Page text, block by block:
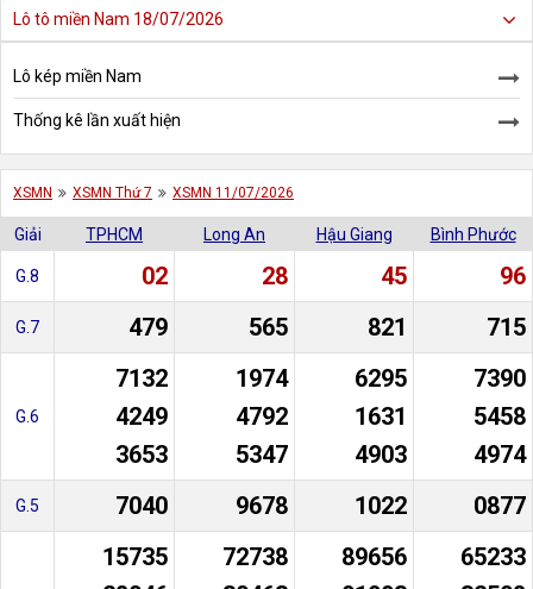
Lô tô miền Nam 18/07/2026
Lô kép miền Nam
Thống kê lần xuất hiện
XSMN XSMN Thứ 7 XSMN 11/07/2026
Giải TPHCM Long An Hậu Giang Bình Phước
G.8 02 28 45 96
G.7 479 565 821 715
G.6
7132
4249
3653
1974
4792
5347
6295
1631
4903
7390
5458
4974
G.5 7040 9678 1022
0877
15735
72738
89656
65233